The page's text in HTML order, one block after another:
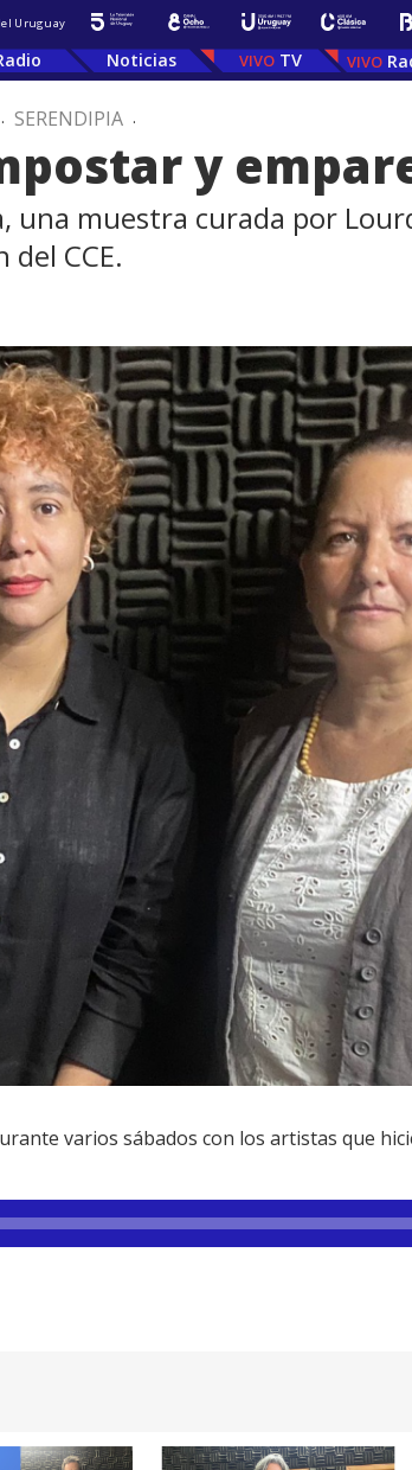
Uruguay
Noticias TV
. SERENDIPIA .
y
muestra curada por
CCE.
varios sábados con los artistas que